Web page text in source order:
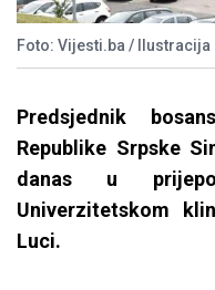
Foto: Vijesti.ba / Ilustracija
Predsjednik
Republike Srpske
danas u
Univerzitetskom
Luci.